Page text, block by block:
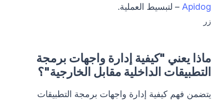
Apidog – لتبسيط العملية.
زر
ماذا يعني "كيفية إدارة واجهات برمجة
التطبيقات الداخلية مقابل الخارجية"؟
يتضمن فهم كيفية إدارة واجهات برمجة التطبيقات